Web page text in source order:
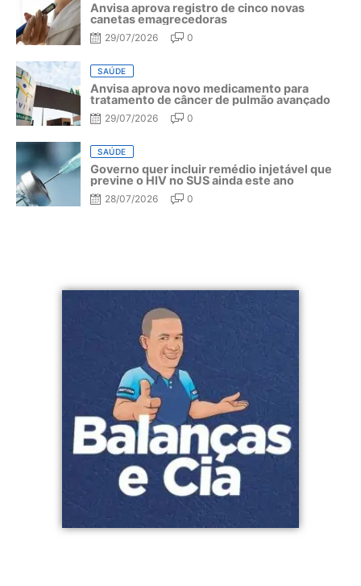
Anvisa aprova registro de cinco novas
canetas emagrecedoras
29/07/2026 0
SAÚDE
Anvisa aprova novo medicamento para
tratamento de câncer de pulmão avançado
29/07/2026 0
SAÚDE
Governo quer incluir remédio injetável que
previne o HIV no SUS ainda este ano
28/07/2026 0